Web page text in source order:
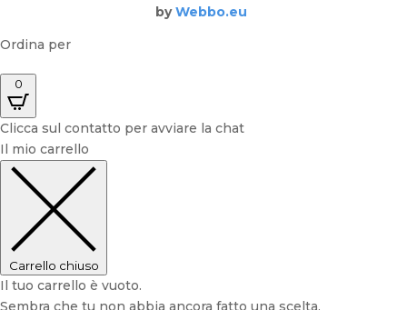
by Webbo.eu
Ordina per
0
Clicca sul contatto per avviare la chat
Il mio carrello
Carrello chiuso
Il tuo carrello è vuoto.
Sembra che tu non abbia ancora fatto una scelta.